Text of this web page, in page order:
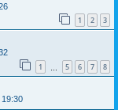
1 2 3
1 5 6 7 8